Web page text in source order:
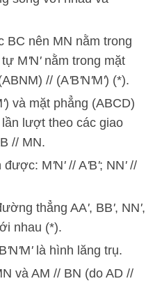
BC nên MN nằm trong
M'N'nằm trong mặt
// (A'B'N'M') (*).
') và mặt phẳng (ABCD)
lượt theo các giao
// MN.
được: M'N'// A'B'; NN'//
thẳng AA', BB', NN',
nhau (*).
'N'M'là hình lăng trụ.
và AM // BN (do AD //